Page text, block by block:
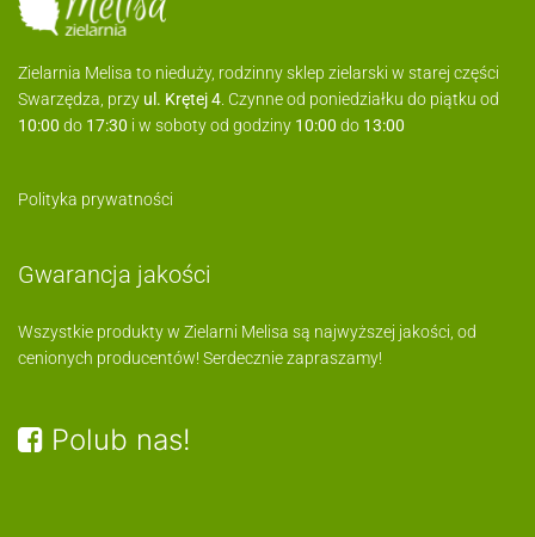
Zielarnia Melisa to nieduży, rodzinny sklep zielarski w starej części
Swarzędza, przy ul. Krętej 4 . Czynne od poniedziałku do piątku od
10:00 do 17:30 i w soboty od godziny 10:00 do 13:00
Polityka prywatności
Gwarancja jakości
Wszystkie produkty w Zielarni Melisa są najwyższej jakości, od
cenionych producentów! Serdecznie zapraszamy!
Polub nas!